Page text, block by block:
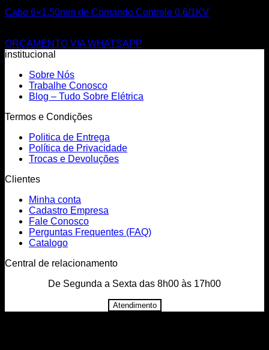
Cabo 6×1,50mm de Comando Controle 0,6/1KV
ORÇAMENTO VIA WHATSAPP
institucional
Sobre Nós
Trabalhe Conosco
Blog – Tudo Sobre Elétrica
Termos e Condições
Politica de Entrega
Política de Privacidade
Trocas e Devoluções
Clientes
Minha conta
Cadastro Empresa
Fale Conosco
Perguntas Frequentes (FAQ)
Catalogo
Central de relacionamento
De Segunda a Sexta das 8h00 às 17h00